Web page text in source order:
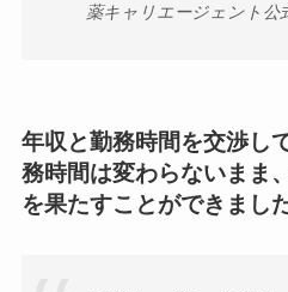
薬キャリエージェント公
年収と勤務時間を交渉し
務時間は変わらないまま
を果たすことができまし